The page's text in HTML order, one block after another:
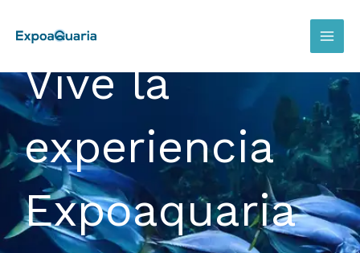
contenido
Expoaquaria
Vive la
experiencia
Expoaquaria